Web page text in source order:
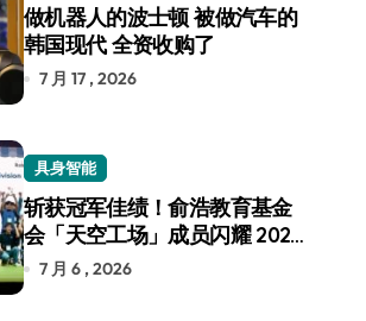
做机器人的波士顿 被做汽车的
韩国现代 全资收购了
7 月 17 , 2026
具身智能
斩获冠军佳绩！俞浩教育基金
会「天空工场」成员闪耀 2026
RoboCup 机器人世界杯
7 月 6 , 2026